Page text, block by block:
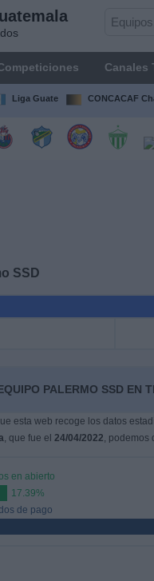
Canales
Liga Guate CONCACAF
SSD
PALERMO SSD EN
esta web recoge los datos
, que fue el 24/04/2022, podemos
en abierto
17.39%
de pago